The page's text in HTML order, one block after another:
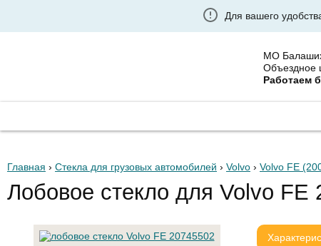
Для вашего
МО
Объездное
Работаем
Главная › Стекла для грузовых автомобилей › Volvo › Volvo FE
Лобовое стекло для Volvo FE